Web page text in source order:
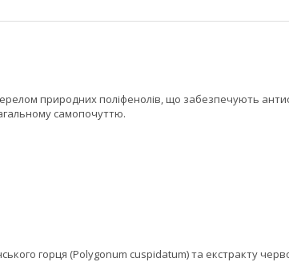
природних поліфенолів, що забезпечують
самопочуттю.
горця (Polygonum cuspidatum) та екстракту